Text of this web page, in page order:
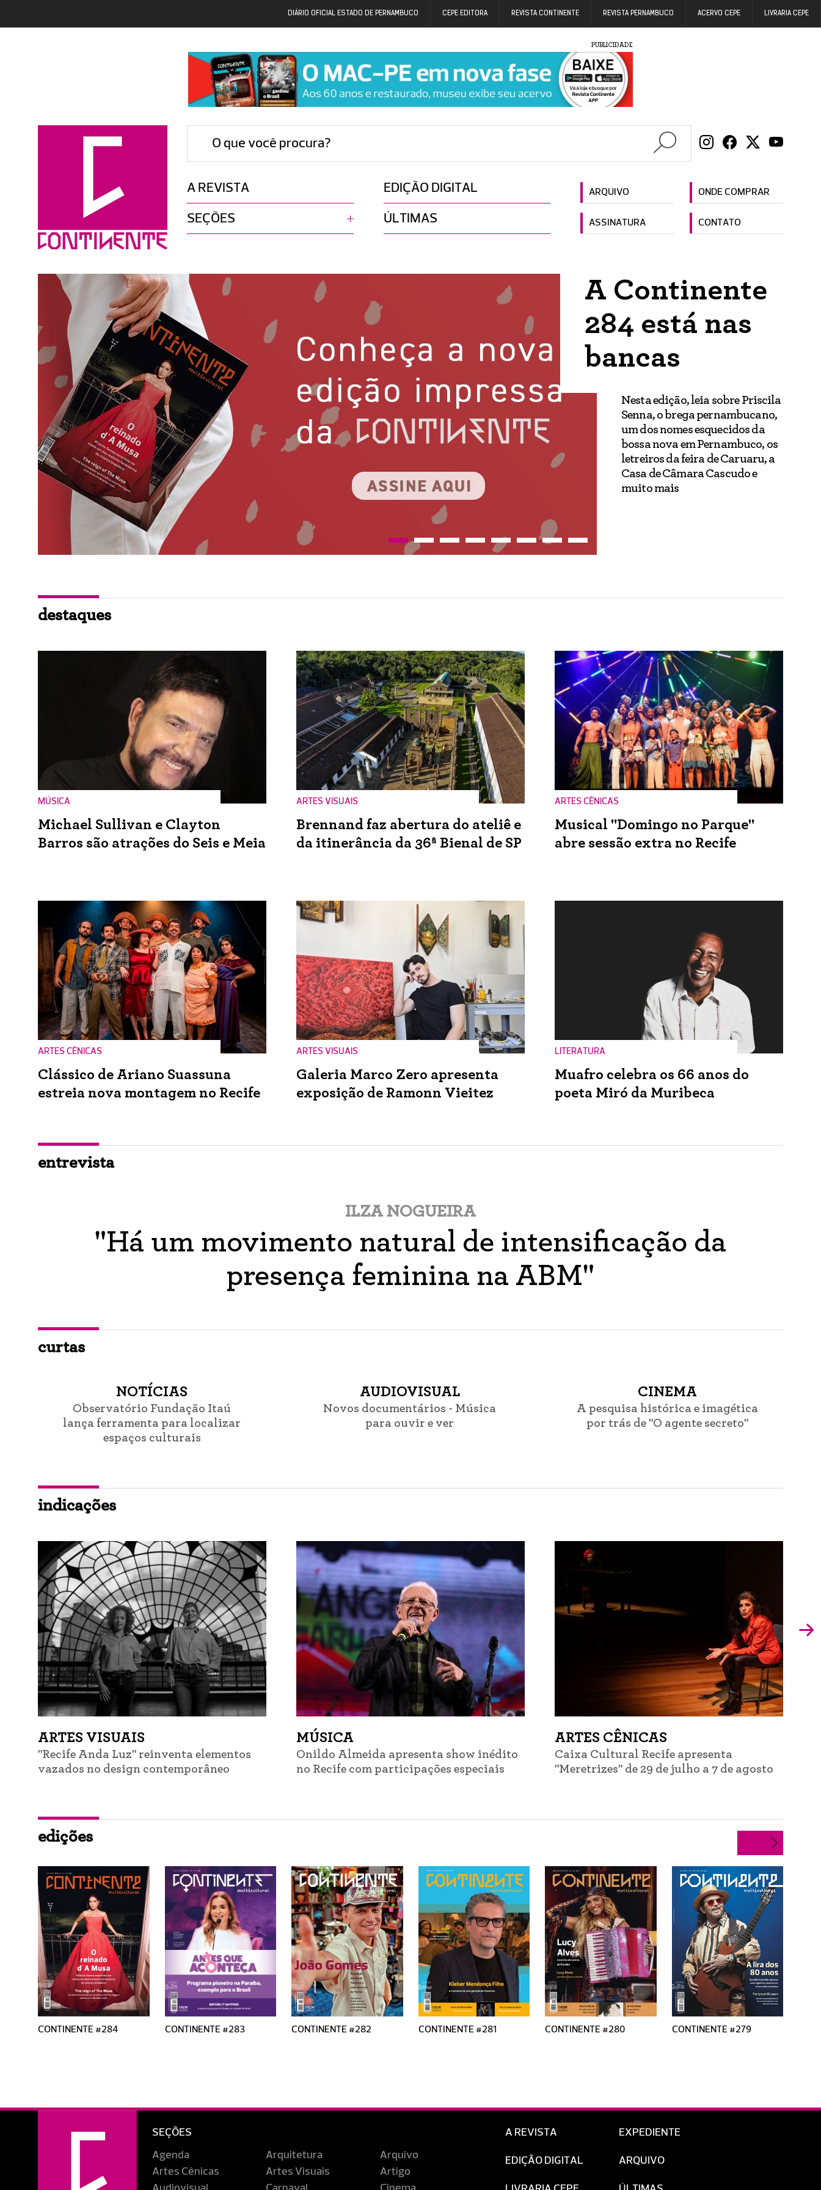
DIÁRIO OFICIAL ESTADO DE PERNAMBUCO CEPE EDITORA REVISTA CONTINENTE REVISTA PERNAMBUCO ACERVO CEPE LIVRARIA CEPE
PUBLICIDADE
O que você procura?
A REVISTA EDIÇÃO DIGITAL ARQUIVO ONDE COMPRAR
SEÇÕES ÚLTIMAS ASSINATURA CONTATO
A Continente
284 está nas
bancas
Nesta edição, leia sobre Priscila
Senna, o brega pernambucano,
um dos nomes esquecidos da
bossa nova em Pernambuco, os
letreiros da feira de Caruaru, a
Casa de Câmara Cascudo e
muito mais
destaques
MÚSICA
Michael Sullivan e Clayton
Barros são atrações do Seis e Meia
ARTES VISUAIS
Brennand faz abertura do ateliê e
da itinerância da 36ª Bienal de SP
ARTES CÊNICAS
Musical "Domingo no Parque"
abre sessão extra no Recife
ARTES CÊNICAS
Clássico de Ariano Suassuna
estreia nova montagem no Recife
ARTES VISUAIS
Galeria Marco Zero apresenta
exposição de Ramonn Vieitez
LITERATURA
Muafro celebra os 66 anos do
poeta Miró da Muribeca
entrevista
ILZA NOGUEIRA
"Há um movimento natural de intensificação da
presença feminina na ABM"
curtas
NOTÍCIAS
Observatório Fundação Itaú
lança ferramenta para localizar
espaços culturais
AUDIOVISUAL
Novos documentários - Música
para ouvir e ver
CINEMA
A pesquisa histórica e imagética
por trás de "O agente secreto"
indicações
ARTES VISUAIS
"Recife Anda Luz" reinventa elementos
vazados no design contemporâneo
MÚSICA
Onildo Almeida apresenta show inédito
no Recife com participações especiais
ARTES CÊNICAS
Caixa Cultural Recife apresenta
"Meretrizes" de 29 de julho a 7 de agosto
edições
CONTINENTE #284 CONTINENTE #283 CONTINENTE #282 CONTINENTE #281 CONTINENTE #280 CONTINENTE #279
SEÇÕES
Agenda Arquitetura
Arquivo
Artes Cênicas
Artes Visuais
Artigo
A REVISTA
EDIÇÃO DIGITAL
EXPEDIENTE
ARQUIVO